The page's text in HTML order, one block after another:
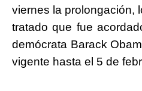
viernes la prolongación,
tratado que fue
demócrata Barack
vigente hasta el 5 de